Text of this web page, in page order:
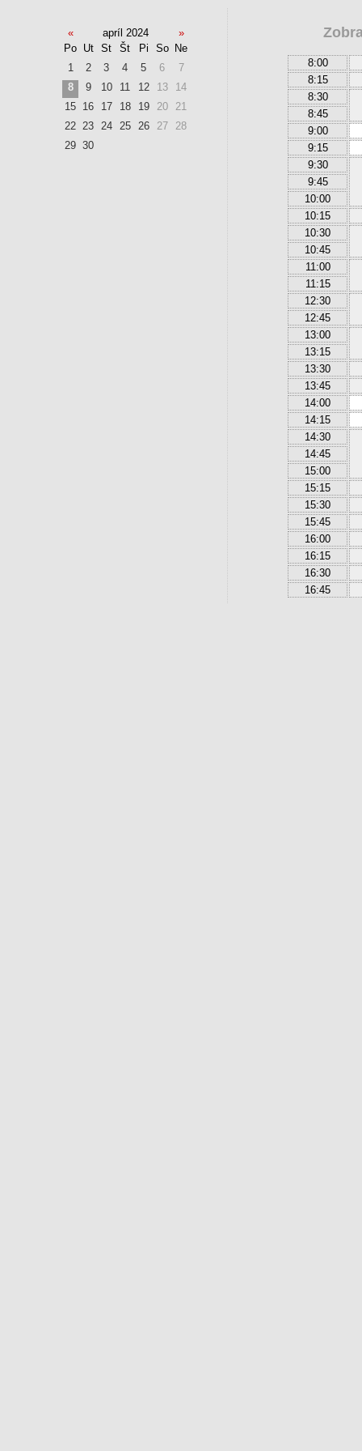
8:00
8:15
8:30
8:45
9:00
9:15
9:30
9:45
10:00
10:15
10:30
10:45
11:00
11:15
12:30
12:45
13:00
13:15
13:30
13:45
14:00
14:15
14:30
14:45
15:00
15:15
15:30
15:45
16:00
16:15
16:30
16:45
« apríl 2024
»
Po Ut St Št Pi So
Ne
1
2 3 4 5 6
7
8
9 10 11 12 13
14
15 16 17 18 19 20
21
22 23 24 25 26 27
28
29 30